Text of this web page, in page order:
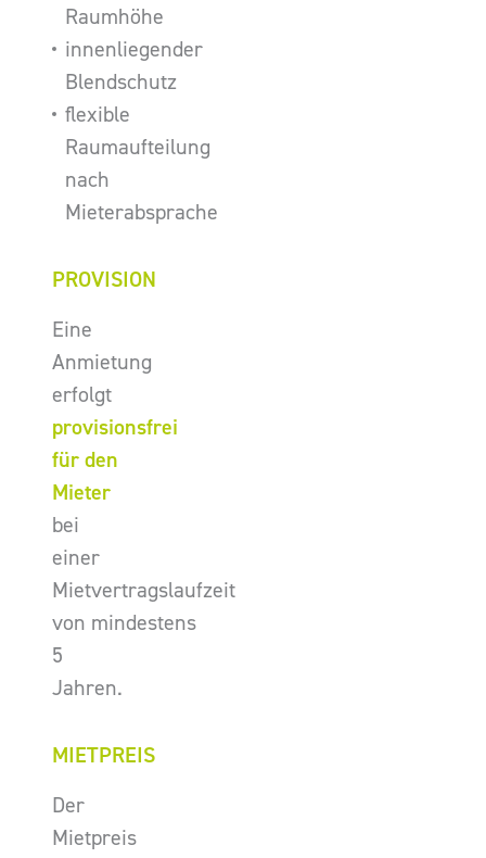
Raumhöhe
innenliegender
Blendschutz
flexible
Raumaufteilung
nach
Mieterabsprache
PROVISION
Eine
Anmietung
erfolgt
provisionsfrei
für den
Mieter
bei
einer
Mietvertragslaufzeit
von mindestens
5
Jahren.
MIETPREIS
Der
Mietpreis